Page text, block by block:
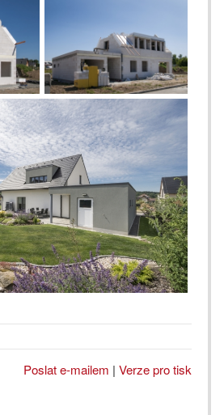
Poslat e-mailem | Verze pro tisk